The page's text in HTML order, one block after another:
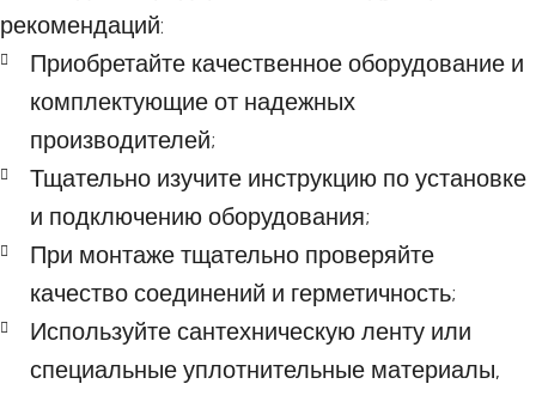
рекомендаций:
Приобретайте качественное оборудование и
комплектующие от надежных
производителей;
Тщательно изучите инструкцию по установке
и подключению оборудования;
При монтаже тщательно проверяйте
качество соединений и герметичность;
Используйте сантехническую ленту или
специальные уплотнительные материалы,